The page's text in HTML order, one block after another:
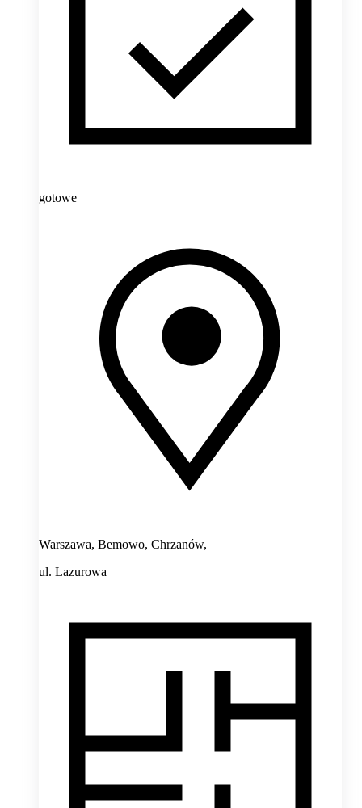
gotowe
Warszawa, Bemowo, Chrzanów,
ul. Lazurowa